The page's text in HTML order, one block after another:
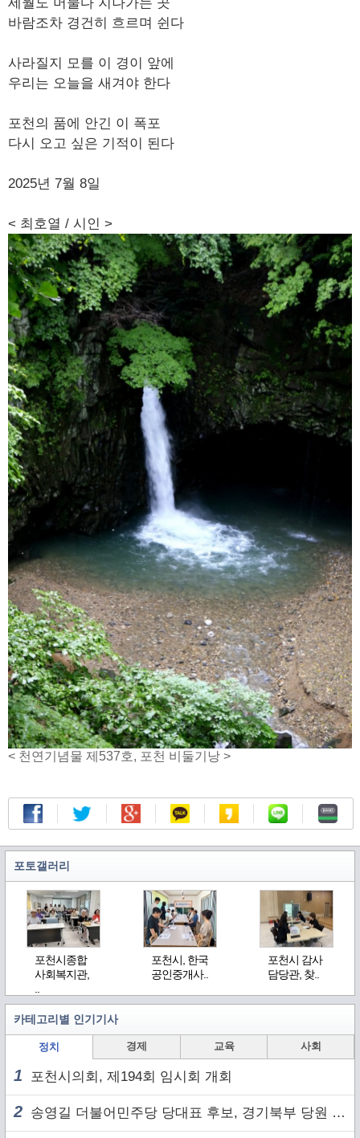
바람조차 경건히 흐르며 쉰다
사라질지 모를 이 경이 앞에
우리는 오늘을 새겨야 한다
포천의 품에 안긴 이 폭포
다시 오고 싶은 기적이 된다
2025년 7월 8일
< 최호열 / 시인 >
< 천연기념물 제537호, 포천 비둘기낭 >
포토갤러리
포천시종합
사회복지관,
포천시, 한국
공인중개사..
포천시 감사
담당관, 찾..
카테고리별 인기기사
정치 경제 교육 사회
1 포천시의회, 제194회 임시회 개회
2 송영길 더불어민주당 당대표 후보, 경기북부 당원 및 2030 세대와 ‘소통 행보’